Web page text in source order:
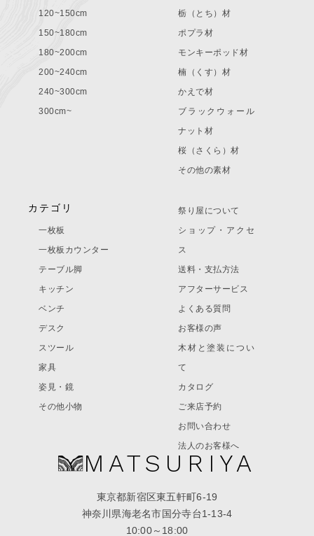
MATSURIYA
東京都新宿区東五軒町6-19
神奈川県海老名市国分寺台1-13-4
10:00～18:00
120~150cm
150~180cm
180~200cm
200~240cm
240~300cm
300cm~
栃（とち）材
ポプラ材
モンキーポッド材
楠（くす）材
かえで材
ブラックウォール
ナット材
桜（さくら）材
その他の素材
カテゴリ
一枚板
一枚板カウンター
テーブル脚
キッチン
ベンチ
デスク
スツール
家具
姿見・鏡
その他小物
祭り屋について
ショップ・アクセ
ス
送料・支払方法
アフターサービス
よくある質問
お客様の声
木材と塗装につい
て
カタログ
ご来店予約
お問い合わせ
法人のお客様へ